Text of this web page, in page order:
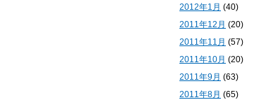
2012年1月 (40)
2011年12月 (20)
2011年11月 (57)
2011年10月 (20)
2011年9月 (63)
2011年8月 (65)